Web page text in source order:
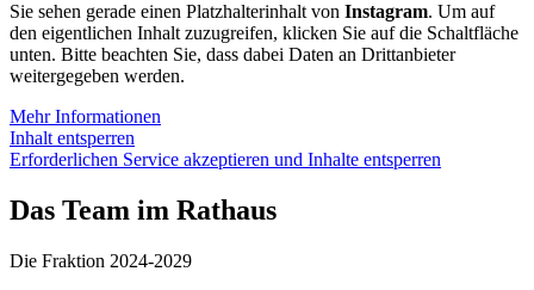
Sie sehen gerade einen Platzhalterinhalt von Instagram. Um auf
den eigentlichen Inhalt zuzugreifen, klicken Sie auf die Schaltfläche
unten. Bitte beachten Sie, dass dabei Daten an Drittanbieter
weitergegeben werden.
Mehr Informationen
Inhalt entsperren
Erforderlichen Service akzeptieren und Inhalte entsperren
Das Team im Rathaus
Die Fraktion 2024-2029